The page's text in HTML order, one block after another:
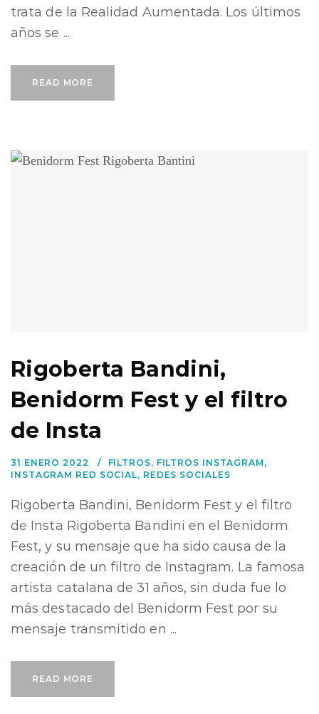
trata de la Realidad Aumentada. Los últimos
años se ...
READ MORE
Rigoberta Bandini,
Benidorm Fest y el filtro
de Insta
31 ENERO 2022 FILTROS, FILTROS INSTAGRAM ,
INSTAGRAM RED SOCIAL, REDES SOCIALES
Rigoberta Bandini, Benidorm Fest y el filtro
de Insta Rigoberta Bandini en el Benidorm
Fest, y su mensaje que ha sido causa de la
creación de un filtro de Instagram. La famosa
artista catalana de 31 años, sin duda fue lo
más destacado del Benidorm Fest por su
mensaje transmitido en ...
READ MORE